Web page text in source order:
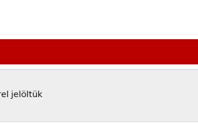
jelöltük